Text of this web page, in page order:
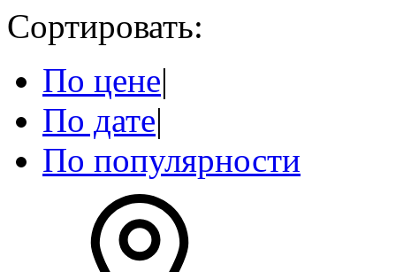
Сортировать:
По цене|
По дате|
По популярности